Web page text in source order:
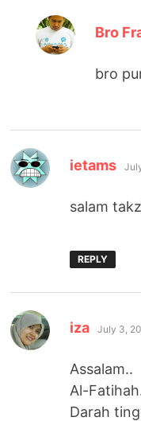
Bro
bro
ietams
salam
REPLY
iza says:
July 3,
Assalam..
Al-
Darah